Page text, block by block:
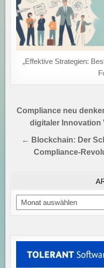
„Effektive Strategien:
Compliance neu
digitaler Innovation
← Blockchain: Der
Compliance-
Archiv